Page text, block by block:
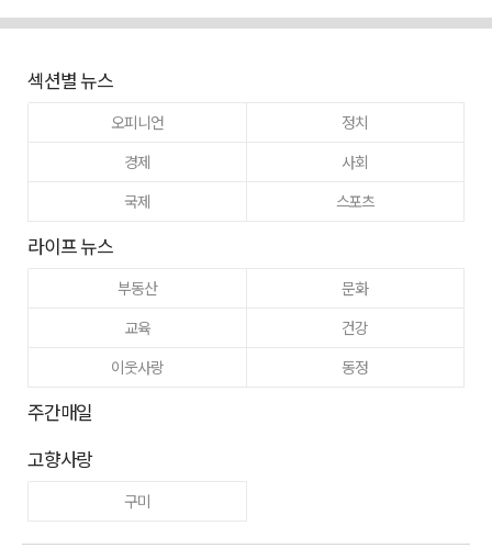
섹션별 뉴스
오피니언
정치
경제
사회
국제
스포츠
라이프 뉴스
부동산
문화
교육
건강
이웃사랑
동정
주간매일
고향사랑
구미